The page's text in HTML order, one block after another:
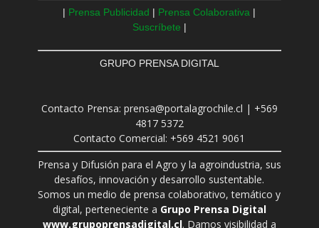
| Prensa Publicidad | Prensa Colaborativa |
Suscríbete |
GRUPO PRENSA DIGITAL
Contacto Prensa: prensa@portalagrochile.cl | +569
4817 5372
Contacto Comercial: +569 4521 9061
Prensa y Difusión para el Agro y la agroindustria, sus
desafíos, innovación y desarrollo sustentable.
Somos un medio de prensa colaborativo, temático y
digital, perteneciente a Grupo Prensa Digital
www.grupoprensadigital.cl. Damos visibilidad a